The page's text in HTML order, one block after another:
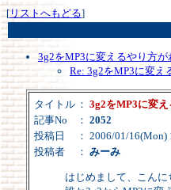
[リストへもどる]
3g2をMP3に変えるやり方が
Re: 3g2をMP3に変え
タイトル ： 3g2をMP3に変え
記事No
： 2052
投稿日
： 2006/01/16(Mon)
投稿者
： みーみ
はじめまして、こんに